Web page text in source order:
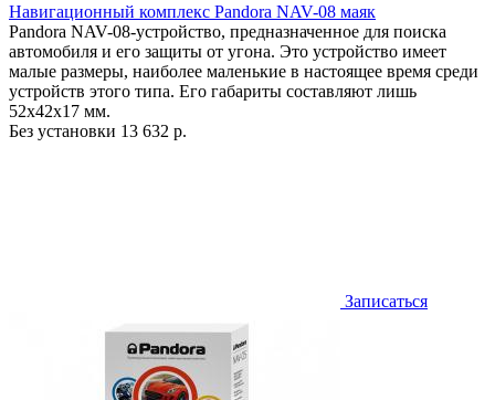
Навигационный комплекс Pandora NAV-08 маяк
Pandora NAV-08-устройство, предназначенное для поиска
автомобиля и его защиты от угона. Это устройство имеет
малые размеры, наиболее маленькие в настоящее время среди
устройств этого типа. Его габариты составляют лишь
52х42х17 мм.
Без установки 13 632 р.
Записаться